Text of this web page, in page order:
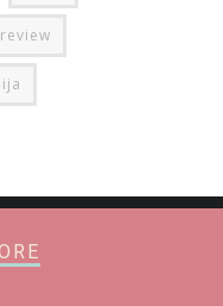
review